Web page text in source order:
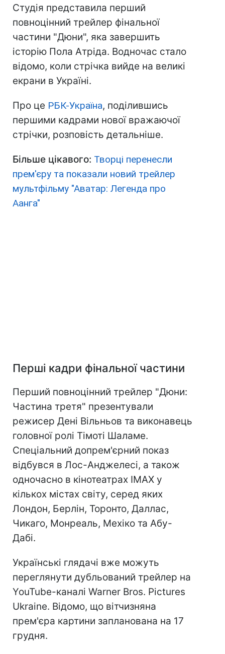
Студія представила перший
повноцінний трейлер фінальної
частини "Дюни", яка завершить
історію Пола Атріда. Водночас стало
відомо, коли стрічка вийде на великі
екрани в Україні.
Про це РБК-Україна, поділившись
першими кадрами нової вражаючої
стрічки, розповість детальніше.
Більше цікавого: Творці перенесли
прем'єру та показали новий трейлер
мультфільму "Аватар: Легенда про
Аанга"
Перші кадри фінальної частини
Перший повноцінний трейлер "Дюни:
Частина третя" презентували
режисер Дені Вільньов та виконавець
головної ролі Тімоті Шаламе.
Спеціальний допрем'єрний показ
відбувся в Лос-Анджелесі, а також
одночасно в кінотеатрах IMAX у
кількох містах світу, серед яких
Лондон, Берлін, Торонто, Даллас,
Чикаго, Монреаль, Мехіко та Абу-
Дабі.
Українські глядачі вже можуть
переглянути дубльований трейлер на
YouTube-каналі Warner Bros. Pictures
Ukraine. Відомо, що вітчизняна
прем'єра картини запланована на 17
грудня.